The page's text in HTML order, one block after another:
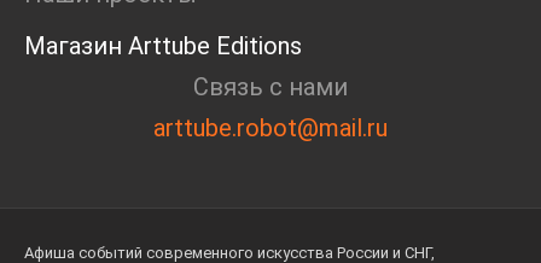
Магазин Arttube Editions
Связь с нами
arttube.robot@mail.ru
Афиша событий современного искусства России и СНГ,